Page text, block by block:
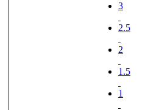
3
2.5
2
1.5
1